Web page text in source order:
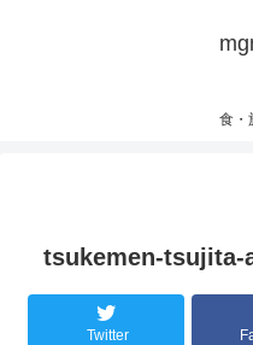
食・
tsukemen-tsujita-
Twitter